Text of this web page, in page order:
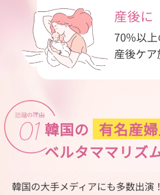
産後に
70%以
産後ケ
韓国の 有名産
ベルタママリズ
韓国の大手メディアにも多数出演！